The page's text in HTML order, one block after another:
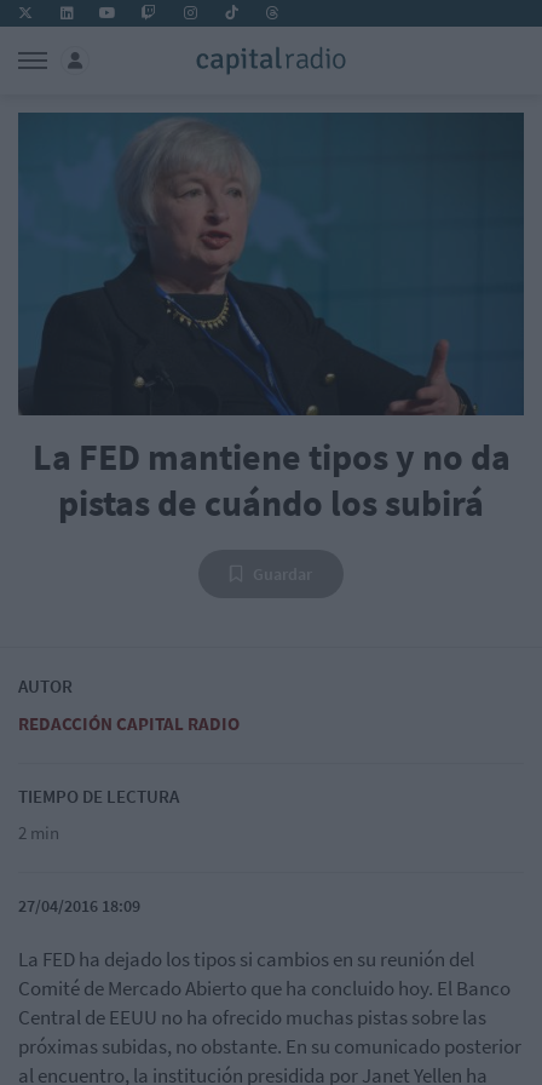
La FED mantiene tipos y no da
pistas de cuándo los subirá
AUTOR
REDACCIÓN CAPITAL RADIO
TIEMPO DE LECTURA
2 min
27/04/2016 18:09
La FED ha dejado los tipos si cambios en su reunión del
Comité de Mercado Abierto que ha concluido hoy. El Banco
Central de EEUU no ha ofrecido muchas pistas sobre las
próximas subidas, no obstante. En su comunicado posterior
al encuentro, la institución presidida por Janet Yellen ha